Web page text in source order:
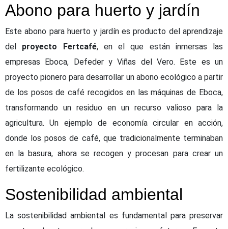
Abono para huerto y jardín
Este abono para huerto y jardín es producto del aprendizaje
del proyecto Fertcafé, en el que están inmersas las
empresas Eboca, Defeder y Viñas del Vero. Este es un
proyecto pionero para desarrollar un abono ecológico a partir
de los posos de café recogidos en las máquinas de Eboca,
transformando un residuo en un recurso valioso para la
agricultura. Un ejemplo de economía circular en acción,
donde los posos de café, que tradicionalmente terminaban
en la basura, ahora se recogen y procesan para crear un
fertilizante ecológico.
Sostenibilidad ambiental
La sostenibilidad ambiental es fundamental para preservar